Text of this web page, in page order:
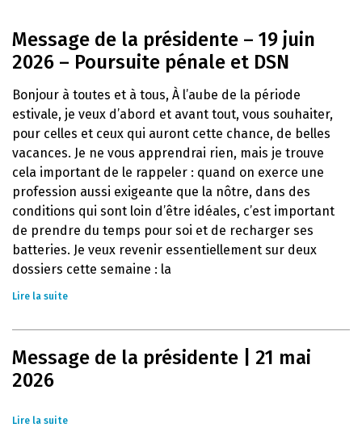
Message de la présidente – 19 juin
2026 – Poursuite pénale et DSN
Bonjour à toutes et à tous, À l’aube de la période
estivale, je veux d’abord et avant tout, vous souhaiter,
pour celles et ceux qui auront cette chance, de belles
vacances. Je ne vous apprendrai rien, mais je trouve
cela important de le rappeler : quand on exerce une
profession aussi exigeante que la nôtre, dans des
conditions qui sont loin d’être idéales, c’est important
de prendre du temps pour soi et de recharger ses
batteries. Je veux revenir essentiellement sur deux
dossiers cette semaine : la
Lire la suite
Message de la présidente | 21 mai
2026
Lire la suite